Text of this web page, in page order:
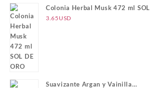
Colonia Herbal Musk 472 ml SOL
DE ORO
3.65 USD
Suavizante Argan y Vainilla